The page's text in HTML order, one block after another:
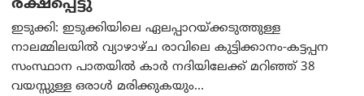
രക്ഷപ്പെട്ടു
ഇടുക്കി: ഇടുക്കിയിലെ ഏലപ്പാറയ്ക്കടുത്തുള്ള
നാലമ്മിലയിൽ വ്യാഴാഴ്ച രാവിലെ കുട്ടിക്കാനം-കട്ടപ്പന
സംസ്ഥാന പാതയിൽ കാർ നദിയിലേക്ക് മറിഞ്ഞ് 38
വയസ്സുള്ള ഒരാൾ മരിക്കുകയും...